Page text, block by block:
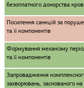
безоплатного донорства крові
Посилення санкцій за
та її компонентів
Формування механізму
та її компонентів
Запровадження
захворювань, заснованого